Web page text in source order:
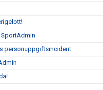
personuppgiftsincident.